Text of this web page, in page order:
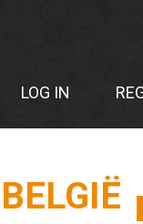
LOG IN